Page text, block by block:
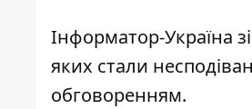
Інформатор-Україна
яких стали
обговоренням.